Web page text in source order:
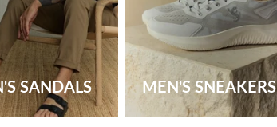
SANDALS MEN'S SNEAKERS